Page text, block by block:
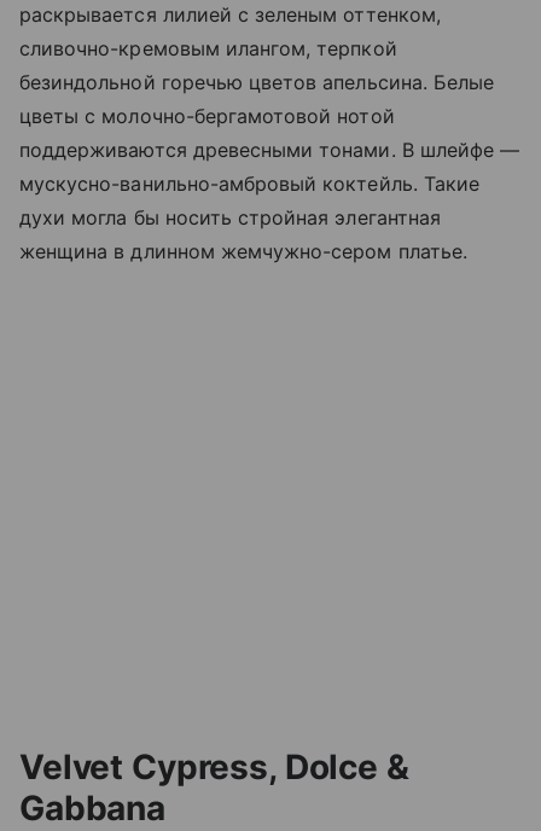
раскрывается лилией с зеленым оттенком,
сливочно-кремовым илангом, терпкой
безиндольной горечью цветов апельсина. Белые
цветы с молочно-бергамотовой нотой
поддерживаются древесными тонами. В шлейфе —
мускусно-ванильно-амбровый коктейль. Такие
духи могла бы носить стройная элегантная
женщина в длинном жемчужно-сером платье.
Velvet Cypress, Dolce &
Gabbana